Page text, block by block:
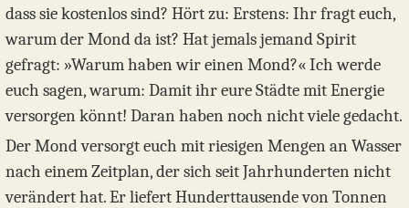
dass sie kostenlos sind? Hört zu: Erstens: Ihr fragt euch,
warum der Mond da ist? Hat jemals jemand Spirit
gefragt: »Warum haben wir einen Mond?« Ich werde
euch sagen, warum: Damit ihr eure Städte mit Energie
versorgen könnt! Daran haben noch nicht viele gedacht.
Der Mond versorgt euch mit riesigen Mengen an Wasser
nach einem Zeitplan, der sich seit Jahrhunderten nicht
verändert hat. Er liefert Hunderttausende von Tonnen